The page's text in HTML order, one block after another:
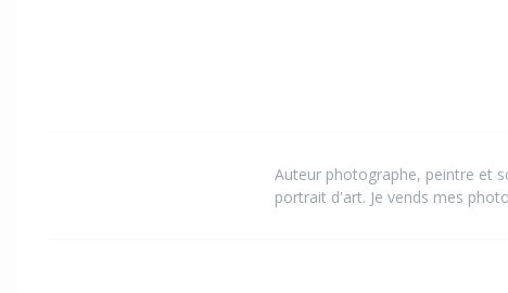
Auteur photographe, peintre et
portrait d'art. Je vends mes